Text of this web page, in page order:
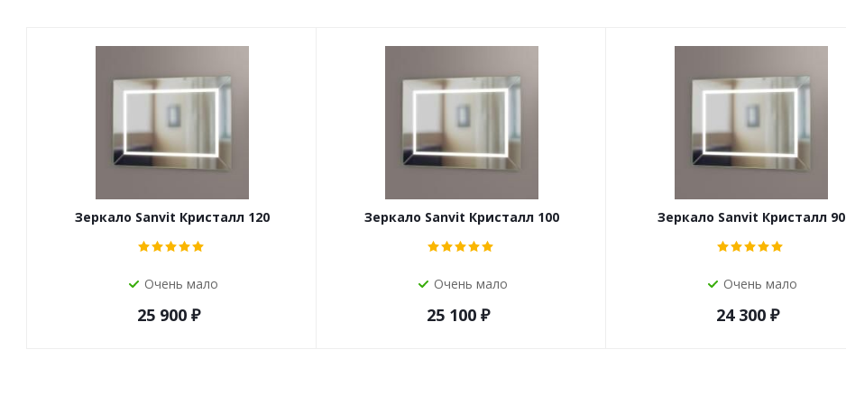
Зеркало Sanvit Кристалл 120
Очень мало
25 900 ₽
Зеркало Sanvit Кристалл 100
Очень мало
25 100 ₽
Зеркало Sanvit Кристалл 90
Очень мало
24 300 ₽